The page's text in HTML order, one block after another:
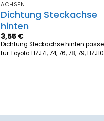
ACHSEN
Dichtung Steckachse
hinten
3,55 €
Dichtung Steckachse hinten
für Toyota HZJ71, 74, 76, 78, 79,